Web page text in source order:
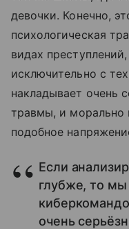
девочки. Конечно,
психологическая
видах
исключительно с
накладывает очень
травмы, и
подобное
Если
глубже, то мы
очень